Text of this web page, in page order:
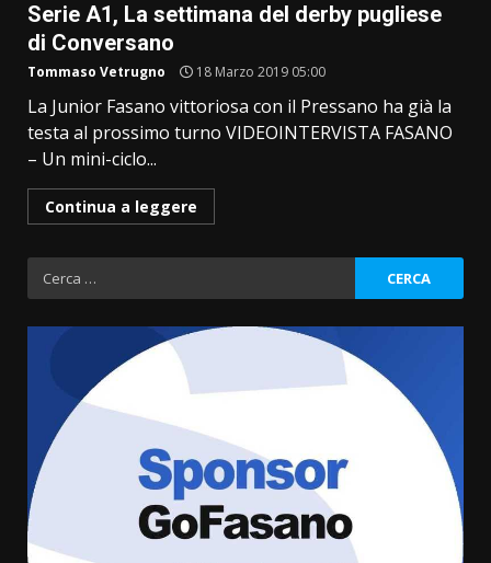
Serie A1, La settimana del derby pugliese
di Conversano
Tommaso Vetrugno 18 Marzo 2019 05:00
La Junior Fasano vittoriosa con il Pressano ha già la
testa al prossimo turno VIDEOINTERVISTA FASANO
– Un mini-ciclo...
Continua a leggere
Ricerca
per:
“I Contestatori: Musica di
Rivoluzione”: nuovo
appuntamento con “Fasano in